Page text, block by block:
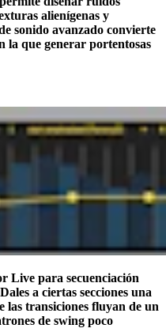
alienígenas y
sonido avanzado convierte
la que generar portentosas
Live para secuenciación
a ciertas secciones una
las transiciones fluyan de un
de swing poco